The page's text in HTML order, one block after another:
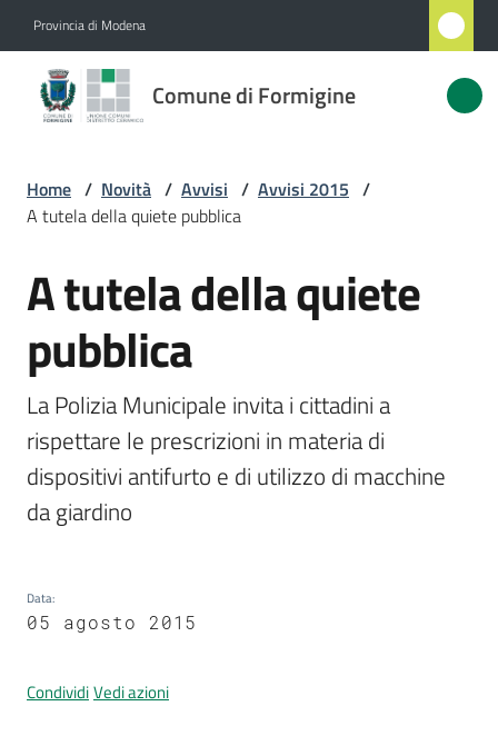
Provincia di Modena
Comune di Formigine
Comune
di
Novità
Servizi
Vivere
Formigine
Prenotazione
appuntamenti
l
Home / Novità / Avvisi / Avvisi 2015 /
A tutela della quiete pubblica
Salta al contenuto
A tutela della quiete
pubblica
La Polizia Municipale invita i cittadini a
rispettare le prescrizioni in materia di
dispositivi antifurto e di utilizzo di macchine
da giardino
Data:
05 agosto 2015
CondividiVedi azioni